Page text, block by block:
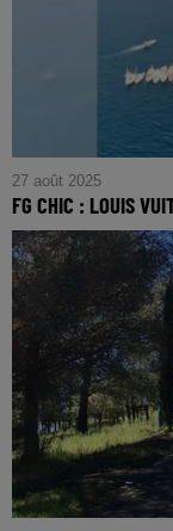
27 août 2025
FG CHIC : LOUIS
FG CHIC : Louis